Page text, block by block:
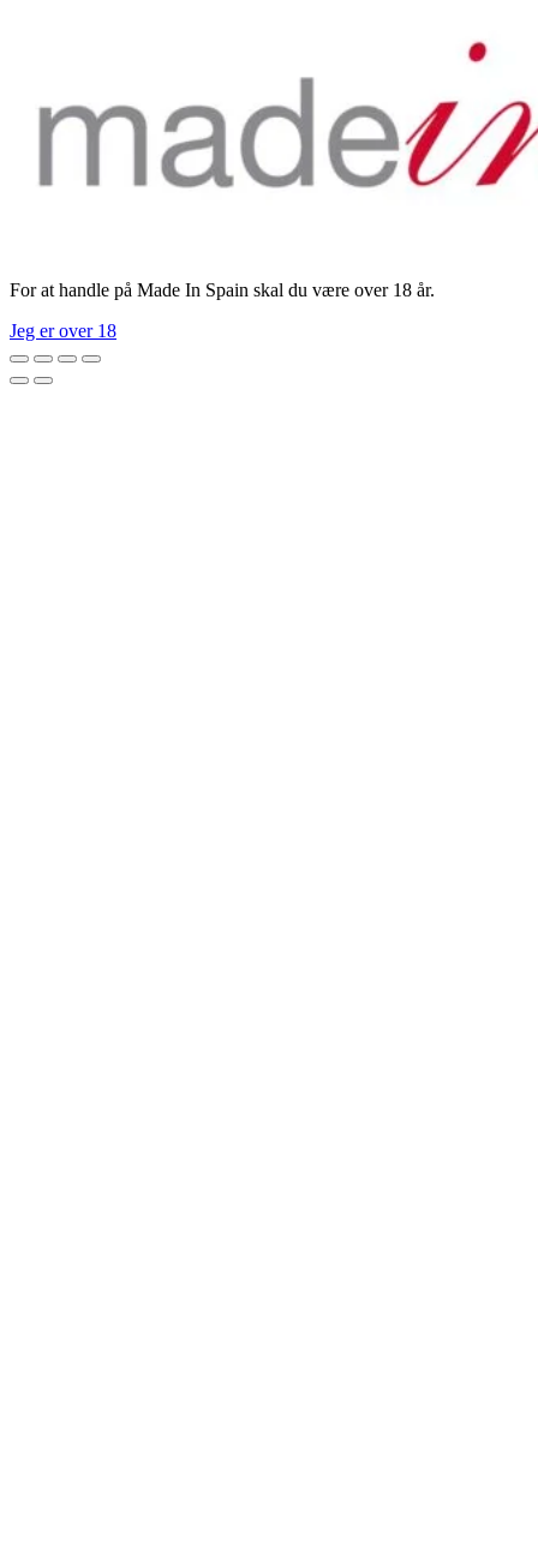
For at handle på Made In Spain skal du være over 18 år.
Jeg er over 18